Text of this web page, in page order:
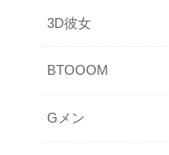
3D彼女
BTOOOM
Gメン